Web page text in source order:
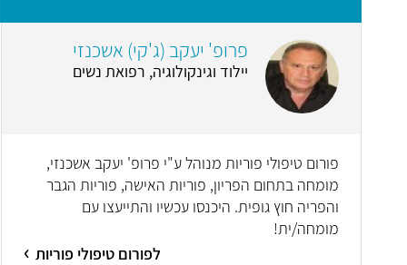
פרופ' יעקב (ג'קי) אשכנזי
יילוד וגינקולוגיה, רפואת נשים
פורום טיפולי פוריות מנוהל ע"י פרופ' יעקב אשכנזי,
מומחה בתחום הפריון, פוריות האישה, פוריות הגבר
והפריה חוץ גופית. היכנסו עכשיו והתייעצו עם
מומחה/ית!
לפורום טיפולי פוריות